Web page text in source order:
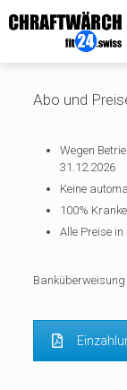
Abo und
Wegen
31.12.2026
Keine
100%
Alle Preise